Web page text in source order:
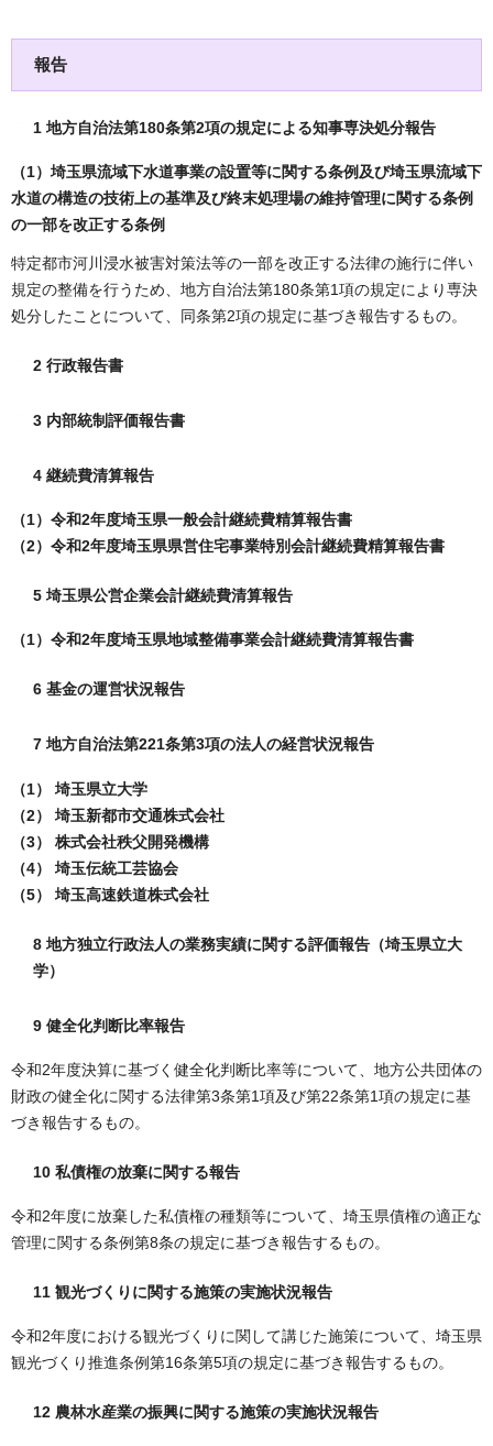
報告
1 地方自治法第180条第2項の規定による知事専決処分報告
（1）埼玉県流域下水道事業の設置等に関する条例及び埼玉県流域下
水道の構造の技術上の基準及び終末処理場の維持管理に関する条例
の一部を改正する条例
特定都市河川浸水被害対策法等の一部を改正する法律の施行に伴い
規定の整備を行うため、地方自治法第180条第1項の規定により専決
処分したことについて、同条第2項の規定に基づき報告するもの。
2 行政報告書
3 内部統制評価報告書
4 継続費清算報告
（1）令和2年度埼玉県一般会計継続費精算報告書
（2）令和2年度埼玉県県営住宅事業特別会計継続費精算報告書
5 埼玉県公営企業会計継続費清算報告
（1）令和2年度埼玉県地域整備事業会計継続費清算報告書
6 基金の運営状況報告
7 地方自治法第221条第3項の法人の経営状況報告
（1） 埼玉県立大学
（2） 埼玉新都市交通株式会社
（3） 株式会社秩父開発機構
（4） 埼玉伝統工芸協会
（5） 埼玉高速鉄道株式会社
8 地方独立行政法人の業務実績に関する評価報告（埼玉県立大
学）
9 健全化判断比率報告
令和2年度決算に基づく健全化判断比率等について、地方公共団体の
財政の健全化に関する法律第3条第1項及び第22条第1項の規定に基
づき報告するもの。
10 私債権の放棄に関する報告
令和2年度に放棄した私債権の種類等について、埼玉県債権の適正な
管理に関する条例第8条の規定に基づき報告するもの。
11 観光づくりに関する施策の実施状況報告
令和2年度における観光づくりに関して講じた施策について、埼玉県
観光づくり推進条例第16条第5項の規定に基づき報告するもの。
12 農林水産業の振興に関する施策の実施状況報告